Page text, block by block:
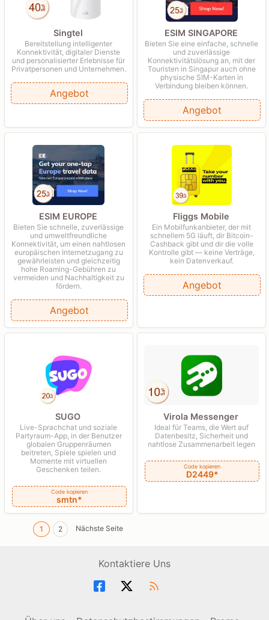
Singtel
Bereitstellung intelligenter
Konnektivität, digitaler Dienste
und personalisierter Erlebnisse für
Privatpersonen und Unternehmen.
Angebot
ESIM SINGAPORE
Bieten Sie eine einfache, schnelle
und zuverlässige
Konnektivitätslösung an, mit der
Touristen in Singapur auch ohne
physische SIM-Karten in
Verbindung bleiben können.
Angebot
ESIM EUROPE
Bieten Sie schnelle, zuverlässige
und umweltfreundliche
Konnektivität, um einen nahtlosen
europäischen Internetzugang zu
gewährleisten und gleichzeitig
hohe Roaming-Gebühren zu
vermeiden und Nachhaltigkeit zu
fördern.
Angebot
Fliggs Mobile
Ein Mobilfunkanbieter, der mit
schnellem 5G läuft, dir Bitcoin-
Cashback gibt und dir die volle
Kontrolle gibt — keine Verträge,
kein Datenverkauf.
Angebot
SUGO
Live-Sprachchat und soziale
Partyraum-App, in der Benutzer
globalen Gruppenräumen
beitreten, Spiele spielen und
Momente mit virtuellen
Geschenken teilen.
Code kopieren
smtn*
Virola Messenger
Ideal für Teams, die Wert auf
Datenbesitz, Sicherheit und
nahtlose Zusammenarbeit legen
Code kopieren
D2449*
1 2 Nächste Seite
Kontaktiere Uns